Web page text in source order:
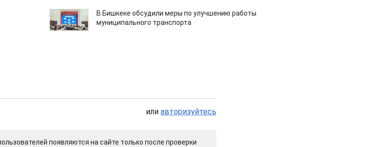
В Бишкеке обсудили меры по улучшению работы
муниципального транспорта
или авторизуйтесь
появляются на сайте только после проверки